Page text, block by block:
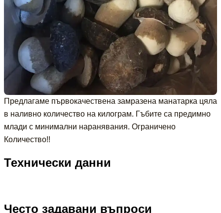
Предлагаме първокачествена замразена манатарка цяла
в наливно количество на килограм. Гъбите са предимно
млади с минимални наранявания. Ограничено
Количество!!
Технически данни
Често задавани въпроси